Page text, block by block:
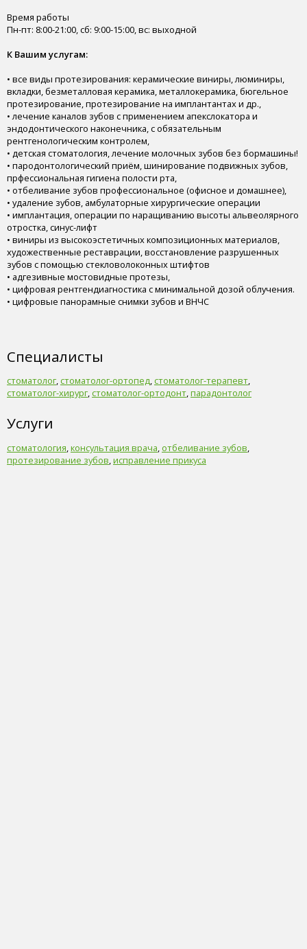
Время работы
Пн-пт: 8:00-21:00, сб: 9:00-15:00, вс: выходной
К Вашим услугам:
• все виды протезирования: керамические виниры, люминиры,
вкладки, безметалловая керамика, металлокерамика, бюгельное
протезирование, протезирование на имплантантах и др.,
• лечение каналов зубов с применением апекслокатора и
эндодонтического наконечника, с обязательным
рентгенологическим контролем,
• детская стоматология, лечение молочных зубов без бормашины!
• пародонтологический приём, шинирование подвижных зубов,
прфессиональная гигиена полости рта,
• отбеливание зубов профессиональное (офисное и домашнее),
• удаление зубов, амбулаторные хирургические операции
• имплантация, операции по наращиванию высоты альвеолярного
отростка, синус-лифт
• виниры из высокоэстетичных композиционных материалов,
художественные реставрации, восстановление разрушенных
зубов с помощью стекловолоконных штифтов
• адгезивные мостовидные протезы,
• цифровая рентгендиагностика с минимальной дозой облучения.
• цифровые панорамные снимки зубов и ВНЧС
Специалисты
стоматолог,стоматолог-ортопед,стоматолог-терапевт,
стоматолог-хирург,стоматолог-ортодонт,парадонтолог
Услуги
стоматология консультация врача отбеливание зубов
протезирование зубов исправление прикуса